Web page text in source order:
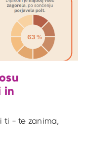
in
ti - te zanima,